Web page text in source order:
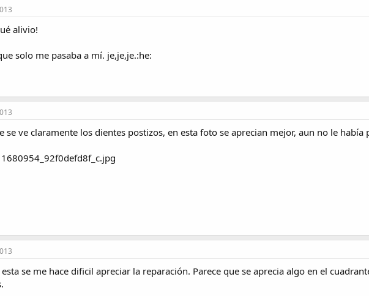
alivio!
solo me pasaba a mí. je,je,je.:he:
se ve claramente los dientes postizos, en esta foto se aprecian mejor, aun no le había
se me hace dificil apreciar la reparación. Parece que se aprecia algo en el